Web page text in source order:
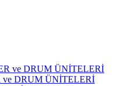
DRUM ÜNİTELERİ